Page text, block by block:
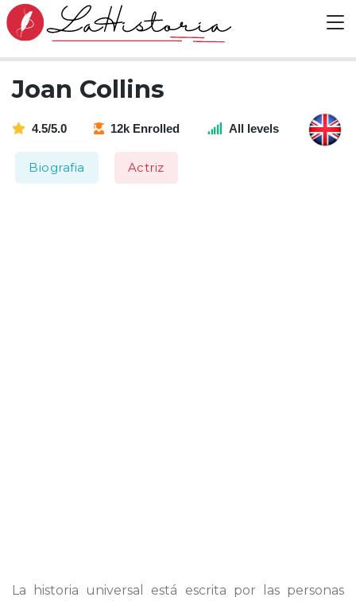
Joan Collins
4.5/5.0 12k Enrolled All levels
Biografia Actriz
La historia universal está escrita por las personas